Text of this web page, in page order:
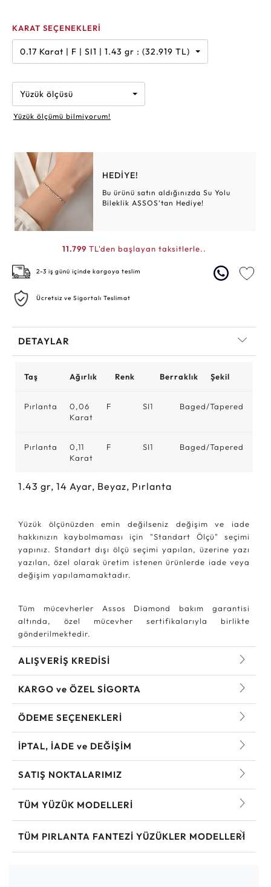
KARAT SEÇENEKLERİ
0.17 Karat | F | SI1 | 1.43 gr : (32.919 TL)
Yüzük ölçüsü
Yüzük ölçümü bilmiyorum!
HEDİYE!
Bu ürünü satın aldığınızda Su Yolu
Bileklik ASSOS’tan Hediye!
11.799 TL'den başlayan taksitlerle..
2-3 iş günü içinde kargoya teslim
Ücretsiz ve Sigortalı Teslimat
DETAYLAR
Taş Ağırlık Renk Berraklık Şekil
Pırlanta
0,06
Karat
F SI1 Baged/Tapered
Pırlanta
0,11
Karat
F SI1 Baged/Tapered
1.43 gr, 14 Ayar, Beyaz, Pırlanta
Yüzük ölçünüzden emin değilseniz değişim ve iade
hakkınızın kaybolmaması için "Standart Ölçü" seçimi
yapınız. Standart dışı ölçü seçimi yapılan, üzerine yazı
yazılan, özel olarak üretim istenen ürünlerde iade veya
değişim yapılamamaktadır.
Tüm mücevherler Assos Diamond bakım garantisi
altında, özel mücevher sertifikalarıyla birlikte
gönderilmektedir.
ALIŞVERİŞ KREDİSİ
KARGO ve ÖZEL SİGORTA
ÖDEME SEÇENEKLERİ
İPTAL, İADE ve DEĞİŞİM
SATIŞ NOKTALARIMIZ
TÜM YÜZÜK MODELLERI
TÜM PIRLANTA FANTEZI YÜZÜKLER MODELLERI